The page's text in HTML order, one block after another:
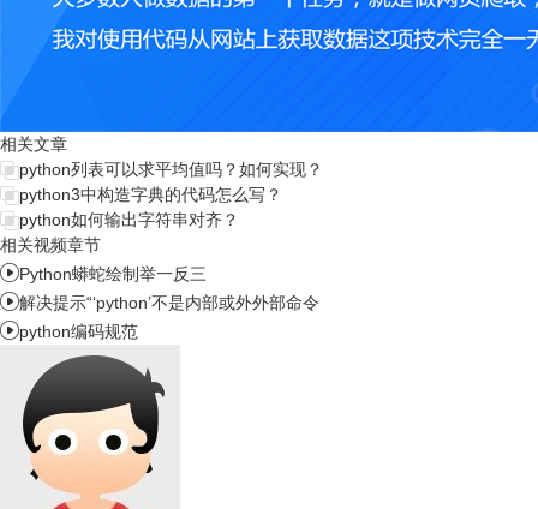
相关文章
python列表可以求平均值吗？如何实现？
python3中构造字典的代码怎么写？
python如何输出字符串对齐？
相关视频章节
Python蟒蛇绘制举一反三
解决提示“‘python’不是内部或外外部命令
python编码规范